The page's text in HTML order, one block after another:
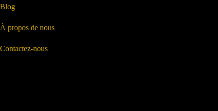
Blog
À propos de nous
Contactez-nous